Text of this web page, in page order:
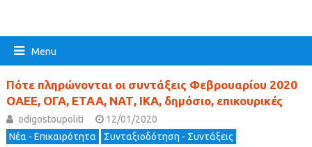
Menu
Πότε πληρώνονται οι συντάξεις Φεβρουαρίου 2020
ΟΑΕΕ, ΟΓΑ, ΕΤΑΑ, ΝΑΤ, ΙΚΑ, δημόσιο, επικουρικές
odigostoupoliti
12/01/2020
Νέα - Επικαιρότητα
Συνταξιοδότηση - Συντάξεις